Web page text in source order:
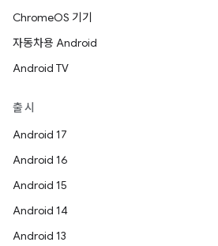
ChromeOS 기기
자동차용 Android
Android TV
출시
Android 17
Android 16
Android 15
Android 14
Android 13